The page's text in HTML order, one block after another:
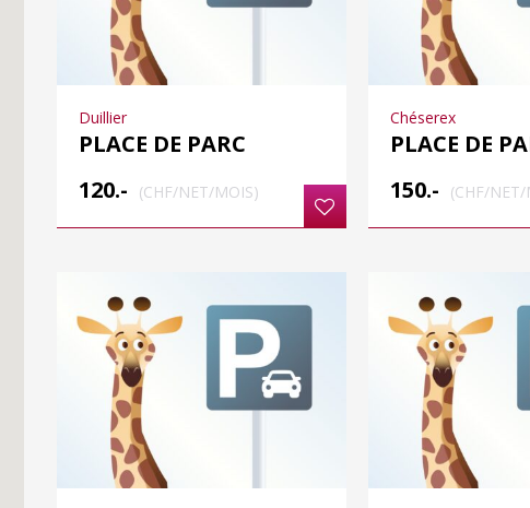
Duillier
PLACE DE PARC
120.-
(CHF/NET/MOIS)
Chéserex
PLACE DE
150.-
(CHF/NET/